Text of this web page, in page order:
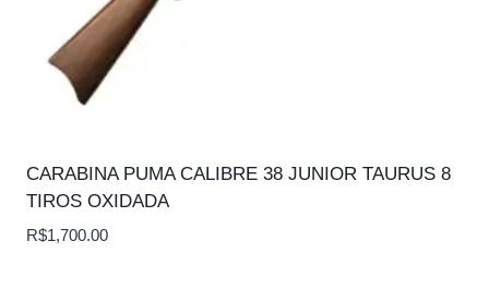
CARABINA PUMA CALIBRE 38 JUNIOR TAURUS 8
TIROS OXIDADA
R$1,700.00